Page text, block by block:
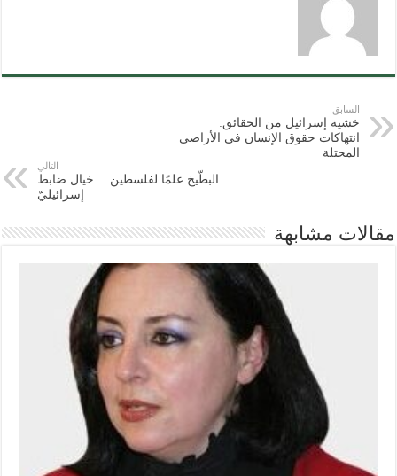
السابق
خشية إسرائيل من الحقائق:
انتهاكات حقوق الإنسان في الأراضي
المحتلة
التالي
البطّيخ علمًا لفلسطين… خيال ضابط
إسرائيليّ
مقالات مشابهة